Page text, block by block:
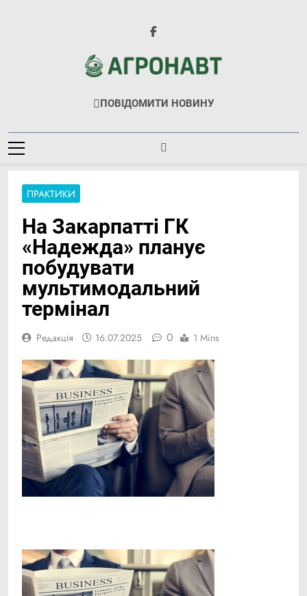
Агронавт
Новини Українського Агробізнесу
ПОВІДОМИТИ НОВИНУ
ПРАКТИКИ
На Закарпатті ГК
«Надежда» планує
побудувати
мультимодальний
термінал
Редакція 16.07.2025 0 1 Mins
Link